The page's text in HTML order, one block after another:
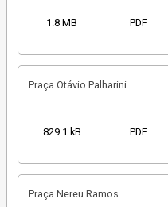
1.8 MB PDF
Praça Otávio Palharini
829.1 kB PDF
Praça Nereu Ramos